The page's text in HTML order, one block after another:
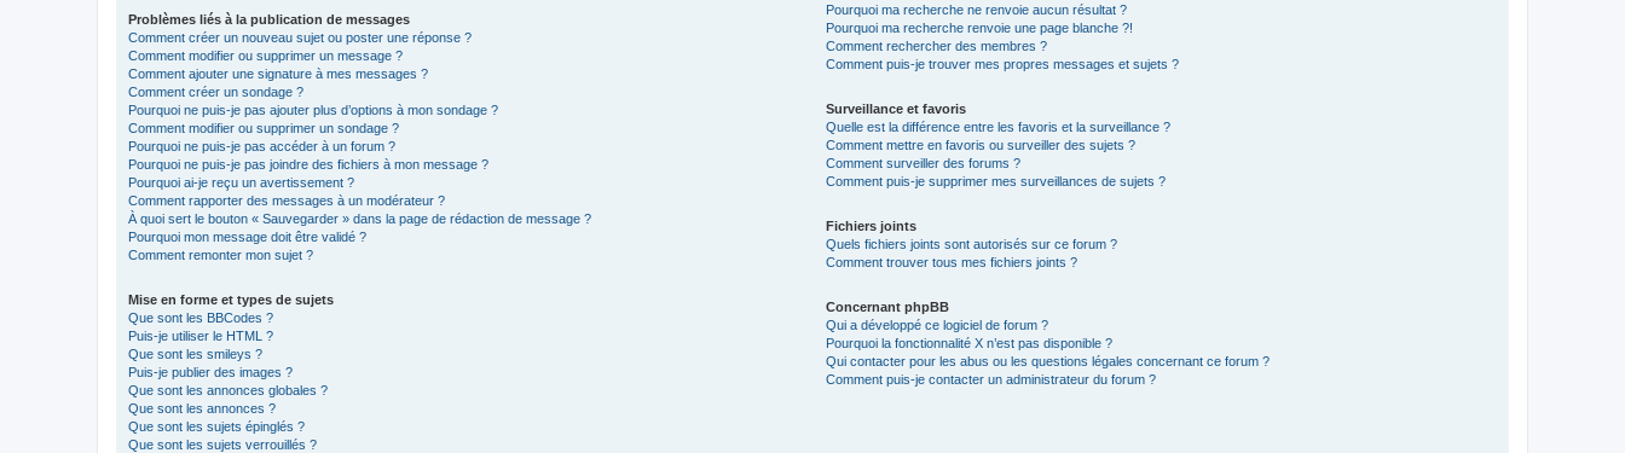
Problèmes liés à la publication de messages
Comment créer un nouveau sujet ou poster une réponse ?
Comment modifier ou supprimer un message ?
Comment ajouter une signature à mes messages ?
Comment créer un sondage ?
Pourquoi ne puis-je pas ajouter plus d’options à mon sondage ?
Comment modifier ou supprimer un sondage ?
Pourquoi ne puis-je pas accéder à un forum ?
Pourquoi ne puis-je pas joindre des fichiers à mon message ?
Pourquoi ai-je reçu un avertissement ?
Comment rapporter des messages à un modérateur ?
À quoi sert le bouton « Sauvegarder » dans la page de rédaction de message ?
Pourquoi mon message doit être validé ?
Comment remonter mon sujet ?
Mise en forme et types de sujets
Que sont les BBCodes ?
Puis-je utiliser le HTML ?
Que sont les smileys ?
Puis-je publier des images ?
Que sont les annonces globales ?
Que sont les annonces ?
Que sont les sujets épinglés ?
Que sont les sujets verrouillés ?
Pourquoi ma recherche ne renvoie aucun résultat ?
Pourquoi ma recherche renvoie une page blanche ?!
Comment rechercher des membres ?
Comment puis-je trouver mes propres messages et sujets ?
Surveillance et favoris
Quelle est la différence entre les favoris et la surveillance ?
Comment mettre en favoris ou surveiller des sujets ?
Comment surveiller des forums ?
Comment puis-je supprimer mes surveillances de sujets ?
Fichiers joints
Quels fichiers joints sont autorisés sur ce forum ?
Comment trouver tous mes fichiers joints ?
Concernant phpBB
Qui a développé ce logiciel de forum ?
Pourquoi la fonctionnalité X n’est pas disponible ?
Qui contacter pour les abus ou les questions légales concernant ce forum ?
Comment puis-je contacter un administrateur du forum ?